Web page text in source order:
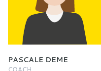
PASCALE DEME